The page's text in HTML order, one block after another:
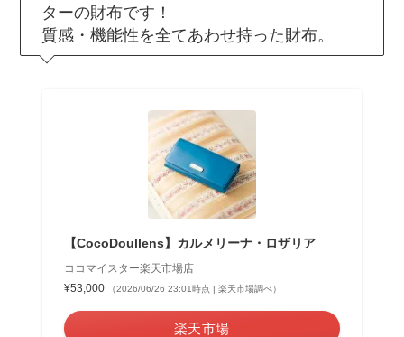
ターの財布です！
質感・機能性を全てあわせ持った財布。
【CocoDoullens】カルメリーナ・ロザリア
ココマイスター楽天市場店
¥53,000
（2026/06/26 23:01時点 | 楽天市場調べ）
楽天市場